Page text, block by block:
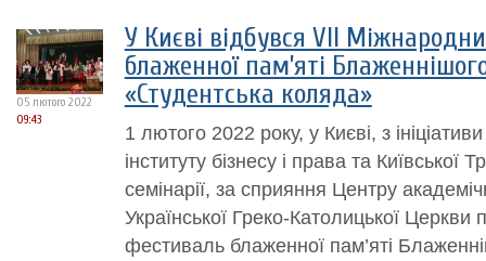
05 лютого 2022
09:43
У Києві відбувся VІІ
блаженної пам’яті
«Студентська коляда»
1 лютого 2022 року, у Києві, з
інституту бізнесу і права та Київської
семінарії, за сприяння Центру
Української Греко-Католицької
фестиваль блаженної пам’яті